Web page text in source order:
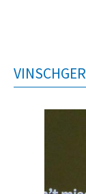
VINSCHGER